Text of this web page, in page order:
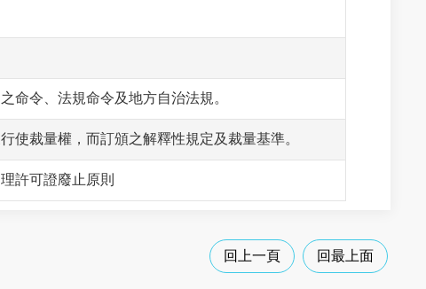
命令、法規命令及地方自治法規。
使裁量權，而訂頒之解釋性規定及裁量基準。
許可證廢止原則
回上一頁 回最上面